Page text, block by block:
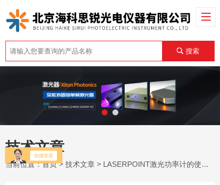
搜索
技术文章
当前位置：首页>技术文章 > LASERPOINT激光功率计的使用方法和维护保养方式